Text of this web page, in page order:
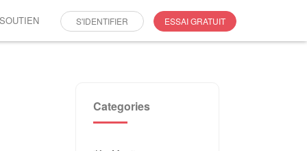
SOUTIEN S'IDENTIFIER ESSAI GRATUIT
Categories